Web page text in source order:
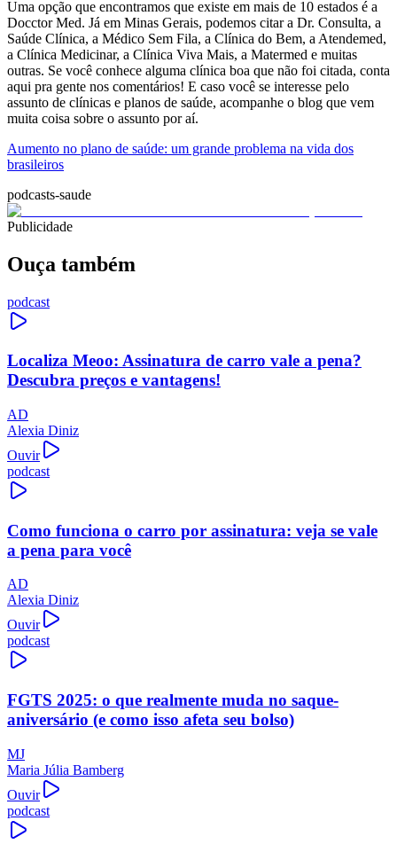
Uma opção que encontramos que existe em mais de 10 estados é a
Docctor Med. Já em Minas Gerais, podemos citar a Dr. Consulta, a
Saúde Clínica, a Médico Sem Fila, a Clínica do Bem, a Atendemed,
a Clínica Medicinar, a Clínica Viva Mais, a Matermed e muitas
outras. Se você conhece alguma clínica boa que não foi citada, conta
aqui pra gente nos comentários! E caso você se interesse pelo
assunto de clínicas e planos de saúde, acompanhe o blog que vem
muita coisa sobre o assunto por aí.
Aumento no plano de saúde: um grande problema na vida dos
brasileiros
podcasts-saude
Publicidade
Ouça também
podcast
Localiza Meoo: Assinatura de carro vale a pena?
Descubra preços e vantagens!
AD
Alexia Diniz
Ouvir
podcast
Como funciona o carro por assinatura: veja se vale
a pena para você
AD
Alexia Diniz
Ouvir
podcast
FGTS 2025: o que realmente muda no saque-
aniversário (e como isso afeta seu bolso)
MJ
Maria Júlia Bamberg
Ouvir
podcast